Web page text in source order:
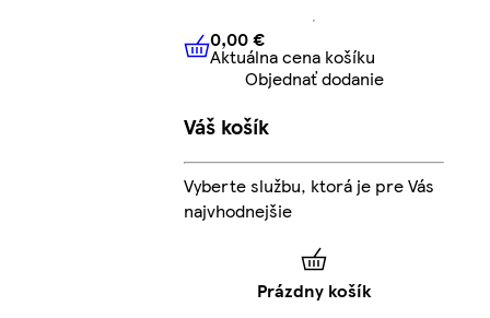
0,00 € Aktuálna cena košíku
0,00 €
Aktuálna cena košíku
Objednať dodanie
Váš košík
Vyberte službu, ktorá je pre Vás
najvhodnejšie
Prázdny košík